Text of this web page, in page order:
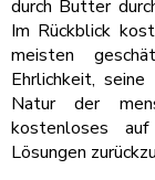
durch Butter
Im Rückblick
meisten
Ehrlichkeit,
Natur der
kostenloses
Lösungen